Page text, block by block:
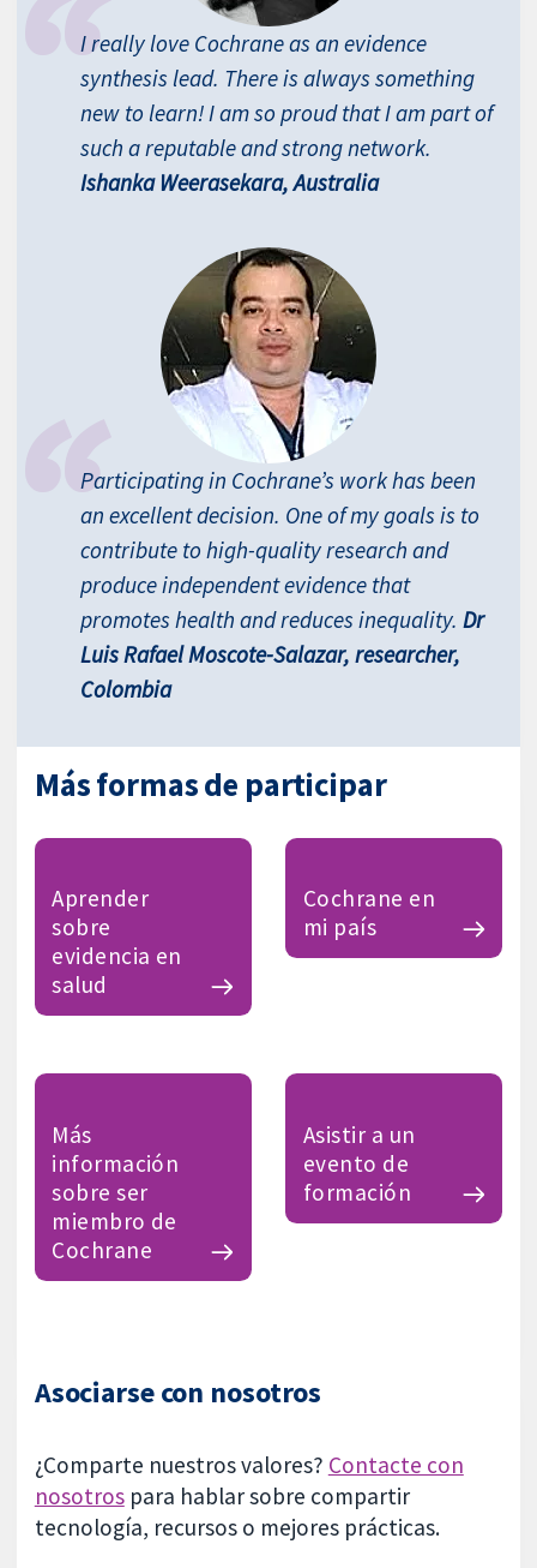
I really love Cochrane as an evidence
synthesis lead. There is always something
new to learn! I am so proud that I am part of
such a reputable and strong network.
Ishanka Weerasekara, Australia
Participating in Cochrane’s work has been
an excellent decision. One of my goals is to
contribute to high-quality research and
produce independent evidence that
promotes health and reduces inequality. Dr
Luis Rafael Moscote-Salazar, researcher,
Colombia
Más formas de participar
Aprender
sobre
evidencia en
salud
Cochrane en
mi país
Más
información
sobre ser
miembro de
Cochrane
Asistir a un
evento de
formación
Asociarse con nosotros
¿Comparte nuestros valores? Contacte con
nosotrospara hablar sobre compartir
tecnología, recursos o mejores prácticas.